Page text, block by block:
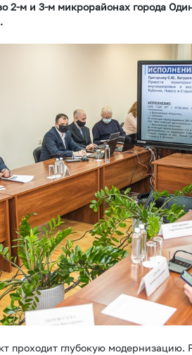
2-м и 3-м микрорайонах города
проходит глубокую модернизацию.